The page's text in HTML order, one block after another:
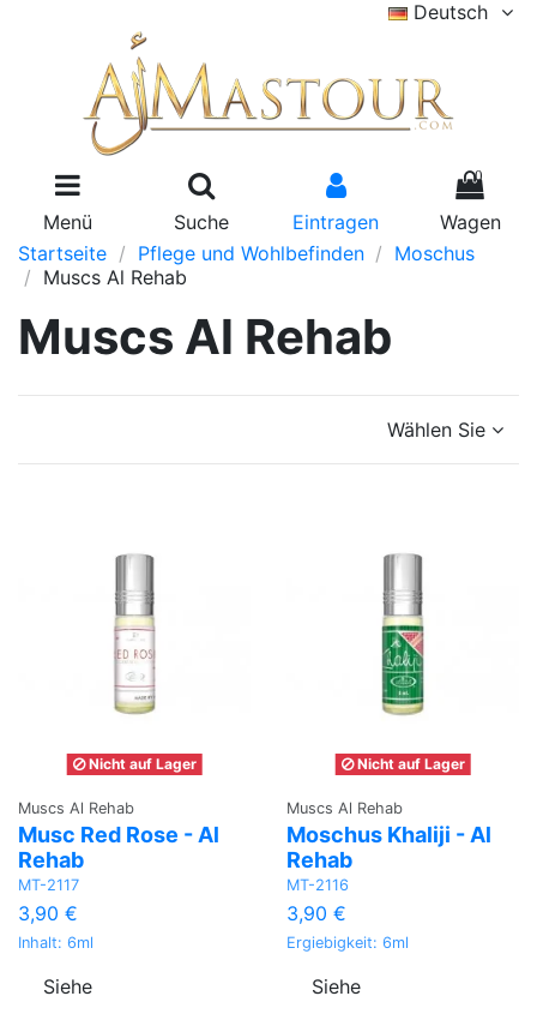
Deutsch
Menü Suche Eintragen
0
Wagen
Startseite
Pflege und Wohlbefinden
Moschus
Muscs Al Rehab
Muscs Al Rehab
Wählen Sie
Nicht auf Lager
Muscs Al Rehab
Musc Red Rose - Al
Rehab
MT-2117
3,90 €
Inhalt: 6ml
Siehe
Nicht auf Lager
Muscs Al Rehab
Moschus Khaliji - Al
Rehab
MT-2116
3,90 €
Ergiebigkeit: 6ml
Siehe